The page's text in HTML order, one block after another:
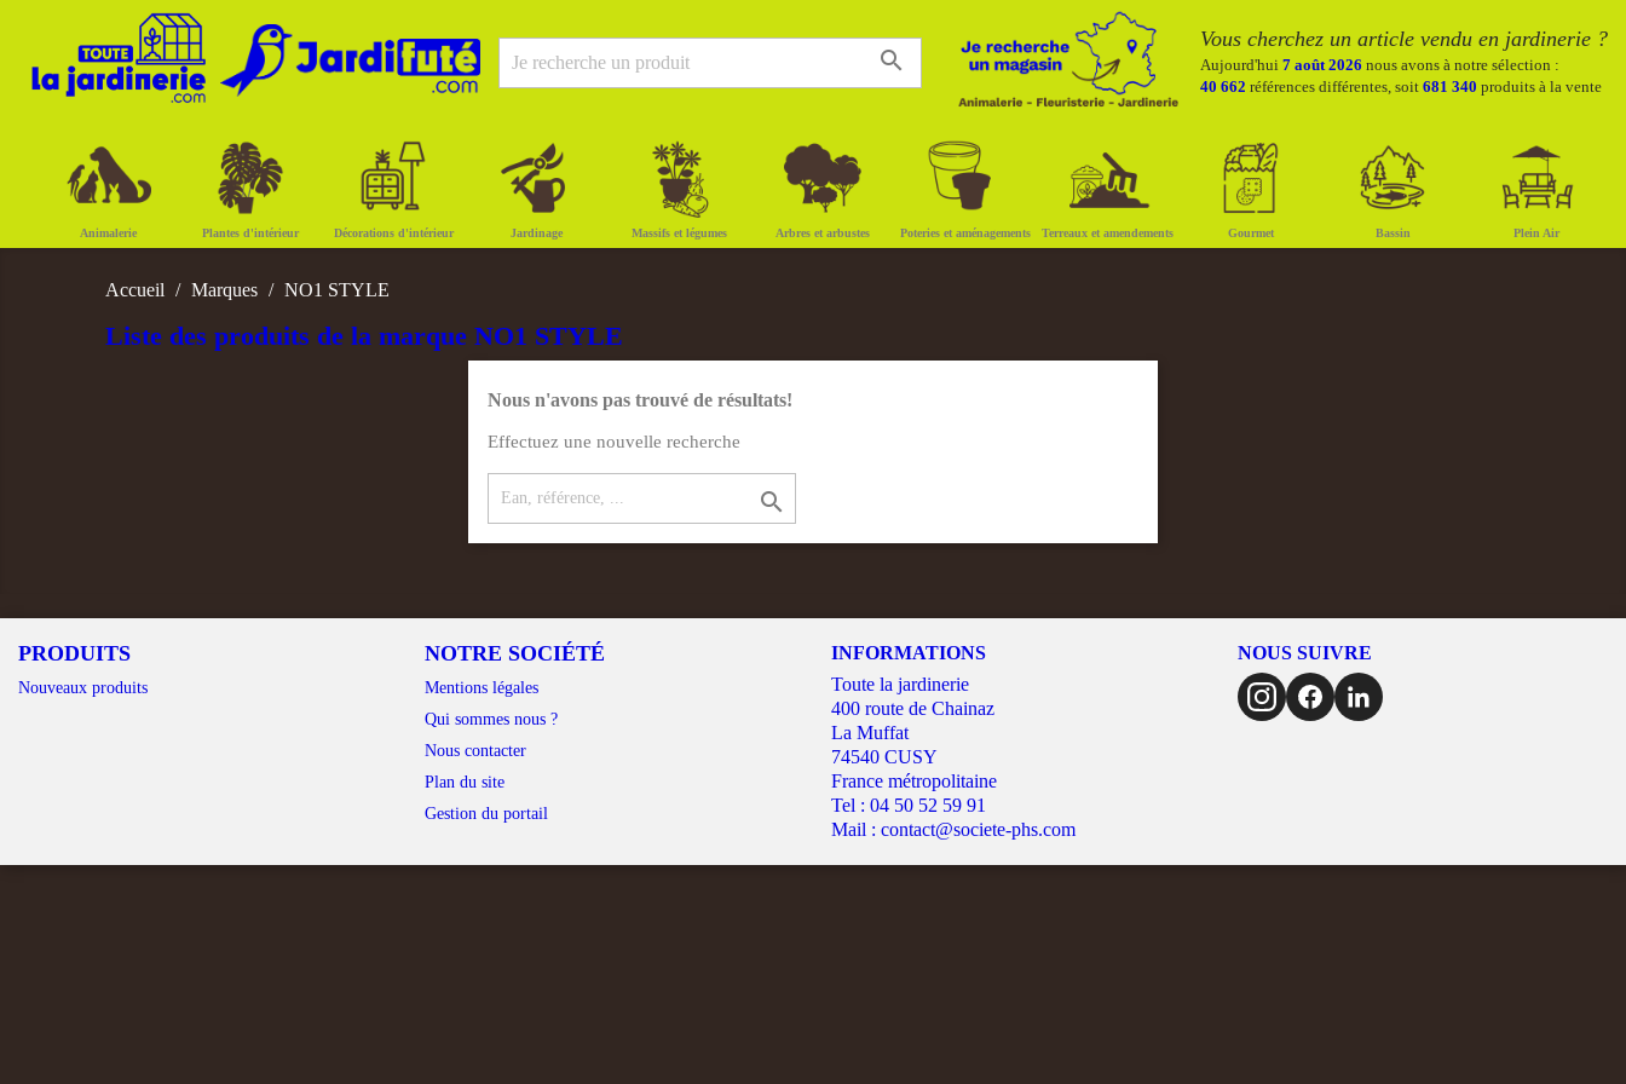
search
Vous cherchez un article vendu en jardinerie ?
Aujourd'hui 7 août 2026 nous avons à notre sélection :
40 662 références différentes, soit 681 340 produits à la vente
Animalerie Plantes d'intérieur Décorations d'intérieur Jardinage Massifs et légumes Arbres et arbustes Poteries et aménagements Terreaux et amendements Gourmet Bassin Plein Air
Accueil Marques NO1 STYLE
Liste des produits de la marque NO1 STYLE
Nous n'avons pas trouvé de résultats!
Effectuez une nouvelle recherche

PRODUITS
Nouveaux produits
NOTRE SOCIÉTÉ
Mentions légales
Qui sommes nous ?
Nous contacter
Plan du site
Gestion du portail
INFORMATIONS
Toute la jardinerie
400 route de Chainaz
La Muffat
74540 CUSY
France métropolitaine
Tel : 04 50 52 59 91
Mail : contact@societe-phs.com
NOUS SUIVRE